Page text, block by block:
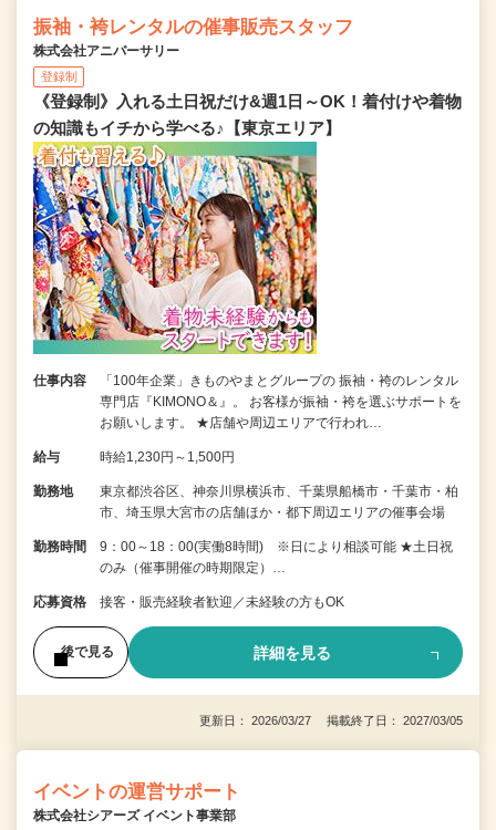
振袖・袴レンタルの催事販売スタッフ
株式会社アニバーサリー
登録制
《登録制》入れる土日祝だけ&週1日～OK！着付けや着物
の知識もイチから学べる♪【東京エリア】
仕事内容
「100年企業」きものやまとグループの 振袖・袴のレンタル
専門店『KIMONO＆』。 お客様が振袖・袴を選ぶサポートを
お願いします。 ★店舗や周辺エリアで行われ…
給与 時給1,230円～1,500円
勤務地
東京都渋谷区、神奈川県横浜市、千葉県船橋市・千葉市・柏
市、埼玉県大宮市の店舗ほか・都下周辺エリアの催事会場
勤務時間
9：00～18：00(実働8時間) ※日により相談可能 ★土日祝
のみ（催事開催の時期限定）…
応募資格 接客・販売経験者歓迎／未経験の方もOK
後で見る 詳細を見る
更新日： 2026/03/27 掲載終了日： 2027/03/05
イベントの運営サポート
株式会社シアーズ イベント事業部